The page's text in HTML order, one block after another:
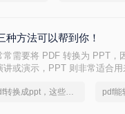
种方法可以帮到你！
需要将 PDF 转换为 PPT，
或演示，PPT 则非常适合
怎么将pdf转换成ppt，这些方法可以帮到你